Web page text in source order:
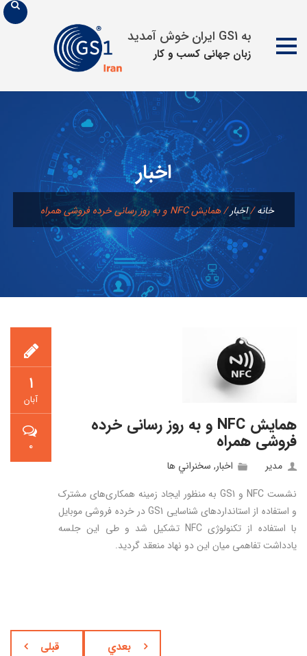
به GS1 ایران خوش آمدید
زبان جهانی كسب و كار
محتوا
اخبار
خانه/اخبار/همایش NFC و به روز رسانی خرده فروشی همراه
۱
آبان
۰
همایش NFC و به روز رسانی خرده
فروشی همراه
مدیر اخبار, سخنراني ها
نشست NFC و GS1 به منظور ایجاد زمینه همکاری‌های مشترک
و استفاده از استانداردهای شناسایی GS1 در خرده فروشی موبایل
با استفاده از تکنولوژی NFC تشکیل شد و طی این جلسه
یادداشت تفاهمی میان این دو نهاد منعقد گردید.
قبلی بعدي